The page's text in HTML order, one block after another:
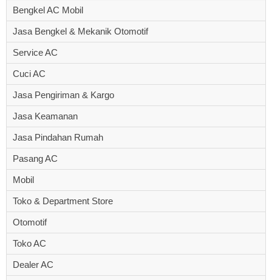
Bengkel AC Mobil
Jasa Bengkel & Mekanik Otomotif
Service AC
Cuci AC
Jasa Pengiriman & Kargo
Jasa Keamanan
Jasa Pindahan Rumah
Pasang AC
Mobil
Toko & Department Store
Otomotif
Toko AC
Dealer AC